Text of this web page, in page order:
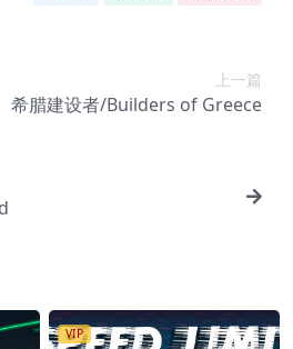
上一篇
希腊建设者/Builders of Greece
VIP